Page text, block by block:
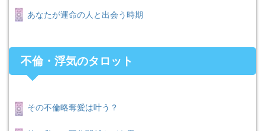
あなたが運命の人と出会う時期
不倫・浮気のタロット
その不倫略奪愛は叶う？